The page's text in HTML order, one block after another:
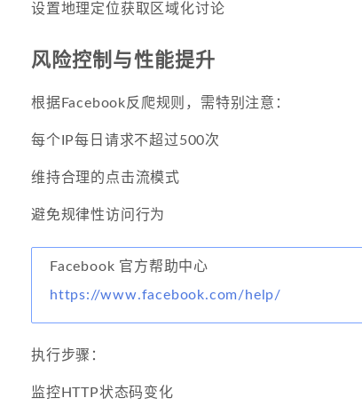
设置地理定位获取区域化讨论
风险控制与性能提升
根据Facebook反爬规则，需特别注意：
每个IP每日请求不超过500次
维持合理的点击流模式
避免规律性访问行为
Facebook 官方帮助中心
https://www.facebook.com/help/
执行步骤：
监控HTTP状态码变化